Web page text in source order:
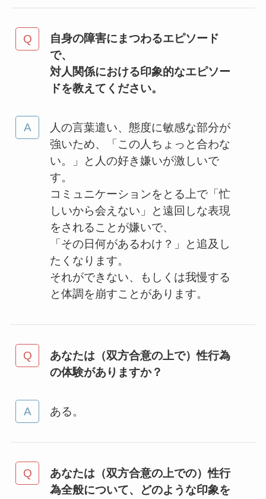
自身の障害にまつわるエピソード
で、
対人関係における印象的なエピソー
ドを教えてください。
人の言葉遣い、態度に敏感な部分が
強いため、「この人ちょっと合わな
い。」と人の好き嫌いが激しいで
す。
コミュニケーションをとる上で「忙
しいから会えない」と遠回しな表現
をされることが嫌いで、
「その日何があるわけ？」と追及し
たくなります。
それができない、もしくは我慢する
と体調を崩すことがあります。
あなたは（双方合意の上で）性行為
の体験がありますか？
ある。
あなたは（双方合意の上での）性行
為全般について、どのような印象を